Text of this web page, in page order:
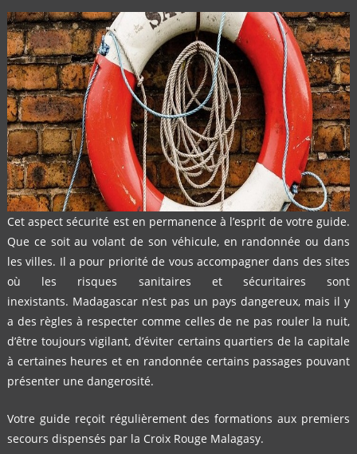
Cet aspect sécurité est en permanence à l’esprit de votre guide.
Que ce soit au volant de son véhicule, en randonnée ou dans
les villes. Il a pour priorité de vous accompagner dans des sites
où les risques sanitaires et
sécuritaires sont
inexistants. Madagascar n’est pas un pays dangereux, mais il y
a des règles à respecter comme celles de ne pas rouler la nuit,
d’être toujours vigilant, d’éviter certains quartiers de la capitale
à certaines heures et en randonnée certains passages pouvant
présenter une dangerosité.
Votre guide reçoit régulièrement des formations aux premiers
secours dispensés par la Croix Rouge Malagasy.